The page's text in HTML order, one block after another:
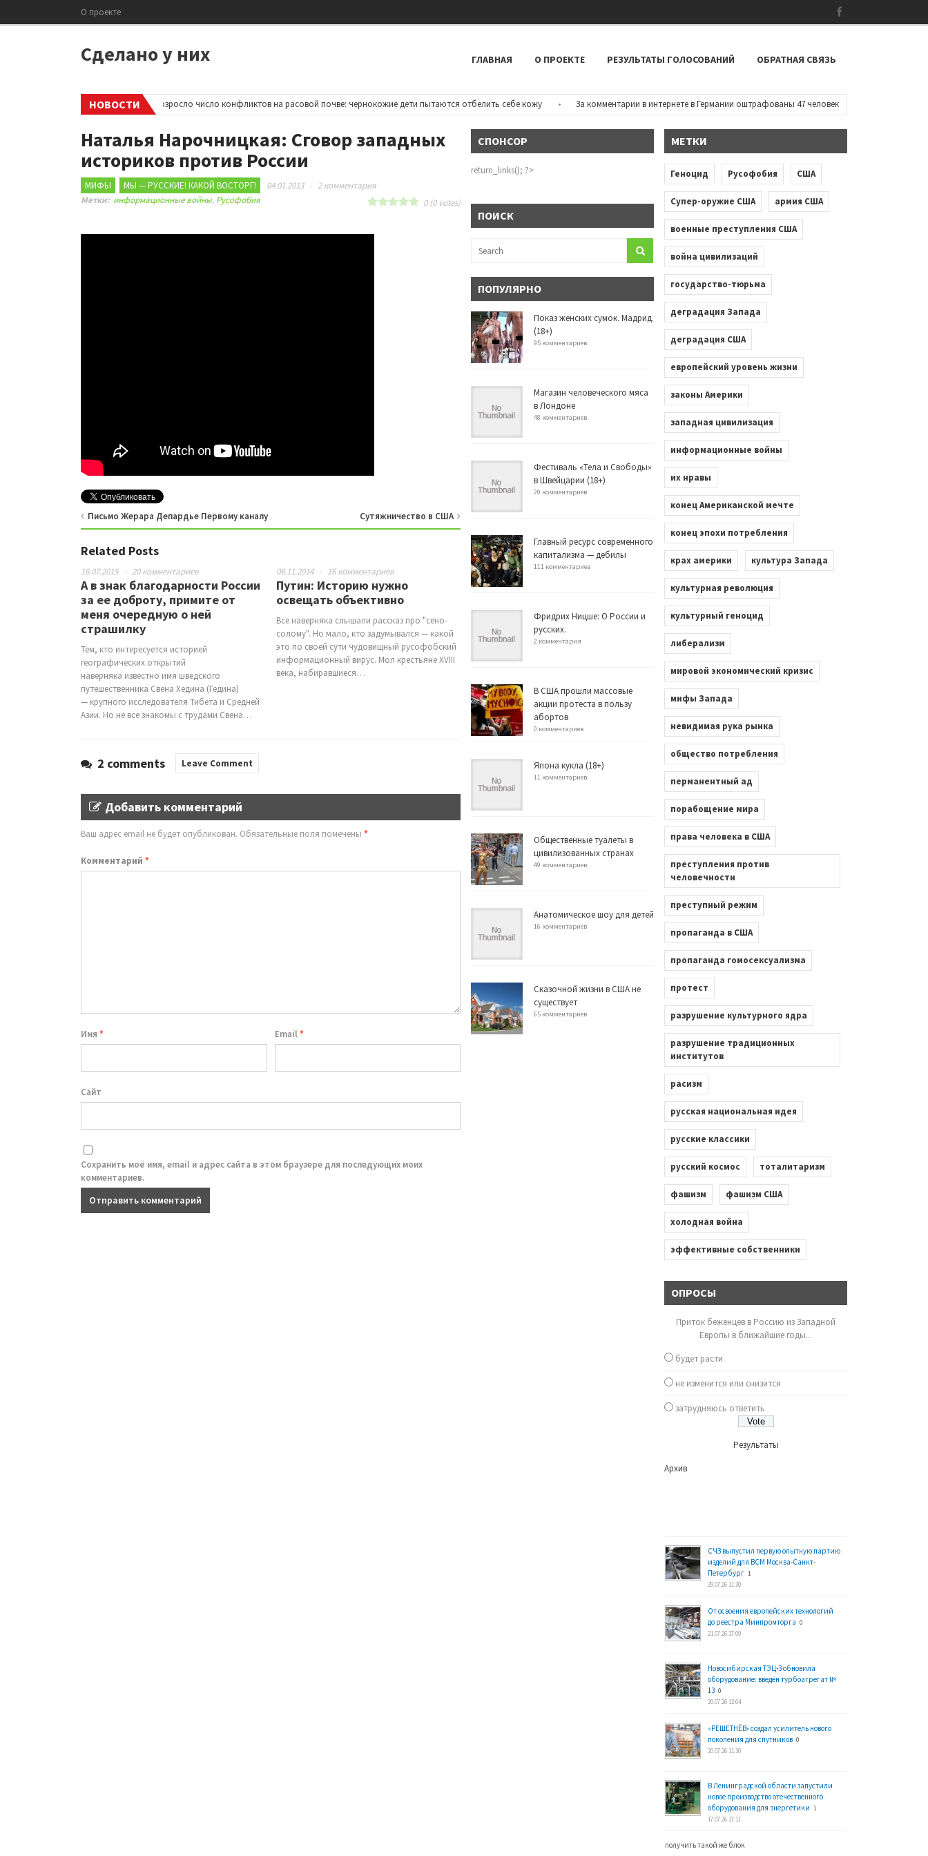
О проекте
Сделано у них ГЛАВНАЯ О ПРОЕКТЕ РЕЗУЛЬТАТЫ ГОЛОСОВАНИЙ ОБРАТНАЯ СВЯЗЬ
НОВОСТИ
В Великобритании резко возросло число конфликтов на расовой почве: чернокожие дети пытаются отбелить себе кожу • За комментарии в интернете в Германии оштрафованы 47 человек •
Наталья Нарочницкая: Сговор западных
историков против России
МИФЫ МЫ — РУССКИЕ! КАКОЙ ВОСТОРГ! 04.01.2013 - 2 комментария
0(0votes)
Метки: информационные войны, Русофобия
Письмо Жерара Депардье Первому каналу Сутяжничество в США
Related Posts
16.07.2015 - 20 комментариев
А в знак благодарности России
за ее доброту, примите от
меня очередную о ней
страшилку
Тем, кто интересуется историей
географических открытий
наверняка известно имя шведского
путешественника Свена Хедина (Гедина)
— крупного исследователя Тибета и Средней
Азии. Но не все знакомы с трудами Свена…
06.11.2014 - 16 комментариев
Путин: Историю нужно
освещать объективно
Все наверняка слышали рассказ про "сено-
солому". Но мало, кто задумывался — какой
это по своей сути чудовищный русофобский
информационный вирус. Мол крестьяне XVIII
века, набиравшиеся…
2 comments Leave Comment
Добавить комментарий
Ваш адрес email не будет опубликован. Обязательные поля помечены *
Комментарий *
Имя * Email*
Сайт
Сохранить моё имя, email и адрес сайта в этом браузере для последующих моих
комментариев.
СПОНСОР
return_links(); ?>
ПОИСК
ПОПУЛЯРНО
Показ женских сумок. Мадрид.
(18+)
95 комментариев
Магазин человеческого мяса
в Лондоне
48 комментариев
Фестиваль «Тела и Свободы»
в Швейцарии (18+)
20 комментариев
Главный ресурс современного
капитализма — дебилы
111 комментариев
Фридрих Ницше: О России и
русских.
2 комментария
В США прошли массовые
акции протеста в пользу
абортов
0 комментариев
Япона кукла (18+)
11 комментариев
Общественные туалеты в
цивилизованных странах
49 комментариев
Анатомическое шоу для детей
16 комментариев
Сказочной жизни в США не
существует
65 комментариев
МЕТКИ
Геноцид Русофобия США
Супер-оружие США армия США
военные преступления США
война цивилизаций
государство-тюрьма
деградация Запада
деградация США
европейский уровень жизни
законы Америки
западная цивилизация
информационные войны
их нравы
конец Американской мечте
конец эпохи потребления
крах америки культура Запада
культурная революция
культурный геноцид
либерализм
мировой экономический кризис
мифы Запада
невидимая рука рынка
общество потребления
перманентный ад
порабощение мира
права человека в США
преступления против
человечности
преступный режим
пропаганда в США
пропаганда гомосексуализма
протест
разрушение культурного ядра
разрушение традиционных
институтов
расизм
русская национальная идея
русские классики
русский космос тоталитаризм
фашизм фашизм США
холодная война
эффективные собственники
ОПРОСЫ
Приток беженцев в Россию из Западной
Европы в ближайшие годы...
будет расти
не изменится или снизится
затрудняюсь ответить
Результаты
Архив
СЧЗ выпустил первую опытную партию
изделий для ВСМ Москва-Санкт-
Петербург 1
29.07.26 11:30
От освоения европейских технологий
до реестра Минпромторга 0
21.07.26 17:09
Новосибирская ТЭЦ-3 обновила
оборудование: введён турбоагрегат №
13 0
20.07.26 12:04
«РЕШЕТНЁВ» создал усилитель нового
поколения для спутников 0
20.07.26 11:30
В Ленинградской области запустили
новое производство отечественного
оборудования для энергетики 1
17.07.26 17:11
получить такой же блок